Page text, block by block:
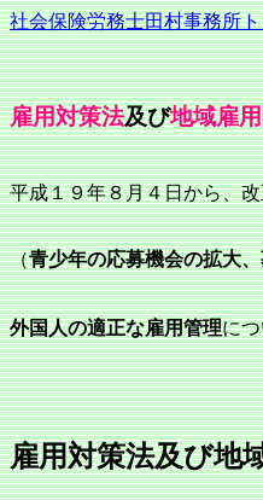
社会保険労務士田村事務所
雇用対策法及び地域雇
平成１９年８月４日から、
（青少年の応募機会の拡大
外国人の適正な雇用管理に
雇用対策法及び地